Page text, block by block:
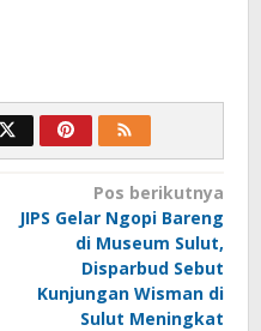
Pos berikutnya
JIPS Gelar Ngopi Bareng
di Museum Sulut,
Disparbud Sebut
Kunjungan Wisman di
Sulut Meningkat